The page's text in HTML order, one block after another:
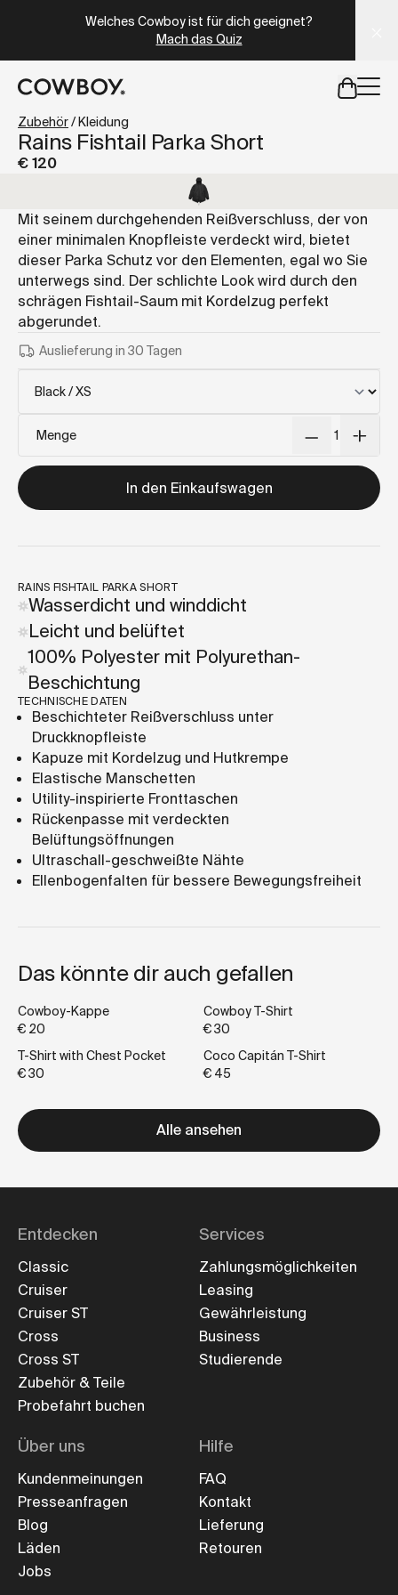
Welches Cowboy ist für dich geeignet?
Mach das Quiz
aber
abereine Probefahrt ist in deiner Nähe verfügbar
Rains Fishtail Parka Short
€ 120
Mit seinem durchgehenden Reißverschluss, der von
einer minimalen Knopfleiste verdeckt wird, bietet
dieser Parka Schutz vor den Elementen, egal wo Sie
unterwegs sind. Der schlichte Look wird durch den
schrägen Fishtail-Saum mit Kordelzug perfekt
abgerundet.
Auslieferung in 30 Tagen
Menge
In den Einkaufswagen
Zubehör/Kleidung
RAINS FISHTAIL PARKA SHORT
Wasserdicht und winddicht
Leicht und belüftet
100% Polyester mit Polyurethan-
Beschichtung
TECHNISCHE DATEN
Beschichteter Reißverschluss unter
Druckknopfleiste
Kapuze mit Kordelzug und Hutkrempe
Elastische Manschetten
Utility-inspirierte Fronttaschen
Rückenpasse mit verdeckten
Belüftungsöffnungen
Ultraschall-geschweißte Nähte
Ellenbogenfalten für bessere Bewegungsfreiheit
Das könnte dir auch gefallen
Cowboy-Kappe
€ 20
Cowboy T-Shirt
€ 30
T-Shirt with Chest Pocket
€ 30
Coco Capitán T-Shirt
€ 45
Alle ansehen
Entdecken
Classic
Cruiser
Cruiser ST
Cross
Cross ST
Zubehör & Teile
Probefahrt buchen
Services
Zahlungsmöglichkeiten
Leasing
Gewährleistung
Business
Studierende
Über uns
Kundenmeinungen
Presseanfragen
Blog
Läden
Jobs
Hilfe
FAQ
Kontakt
Lieferung
Retouren